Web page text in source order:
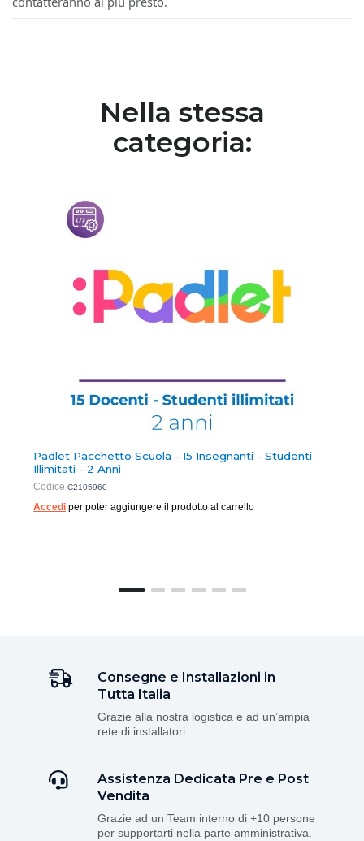
Nella stessa
categoria:
Padlet Pacchetto Scuola - 15 Insegnanti - Studenti
Illimitati - 2 Anni
Codice C2105960
Accedi per poter aggiungere il prodotto al carrello
Consegne e Installazioni in
Tutta Italia
Grazie alla nostra logistica e ad un’ampia
rete di installatori.
Assistenza Dedicata Pre e Post
Vendita
Grazie ad un Team interno di +10 persone
per supportarti nella parte amministrativa.